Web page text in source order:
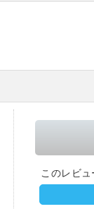
このレビ